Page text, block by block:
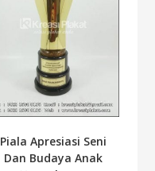
Piala Apresiasi Seni
Dan Budaya Anak